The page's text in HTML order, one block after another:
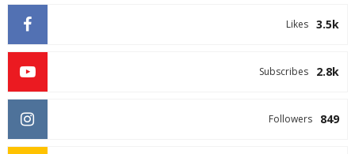
3.5k
Likes
2.8k
Subscribes
849
Followers